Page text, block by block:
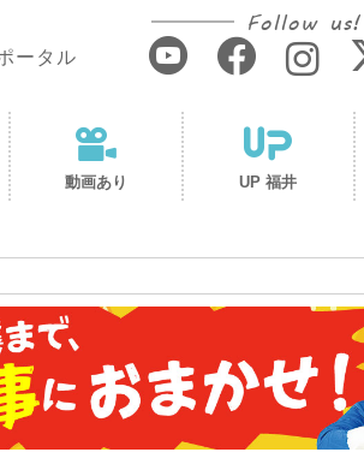
ータル
Follow us!
動画あり UP 福井